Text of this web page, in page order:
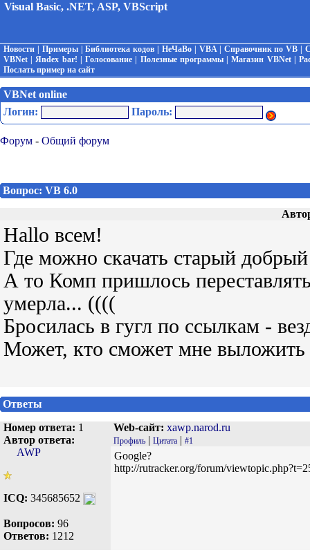
Visual Basic, .NET, ASP, VBScript
Новости Примеры|Библиотека кодов |НеЧаВо VBA| Справочник по VB |
VBNet |Яndex bar! |Голосование Полезные программы|Магазин VBNet|
Послать пример на сайт
VBNet online
Логин:
Пароль:
Форум - Общий форум
Вопрос: VB 6.0
Hallo всем!
Где можно скачать старый
А то Комп пришлось
умерла... ((((
Бросилась в гугл по ссылкам -
Может, кто сможет мне выложить
Ответы
Номер ответа: 1
Автор ответа:
AWP
ICQ: 345685652
Вопросов: 96
Ответов: 1212
Web-сайт: xawp.narod.ru
Профиль | Цитата | #1
Google?
http://rutracker.org/forum/